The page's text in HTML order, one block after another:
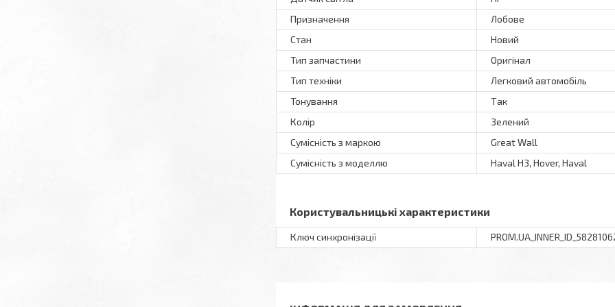
Призначення
Лобове
Стан
Новий
Тип запчастини
Оригінал
Тип техніки
Легковий автомобіль
Тонування
Так
Колір
Зелений
Сумісність з маркою
Great Wall
Сумісність з моделлю
Haval H3, Hover, Haval
Користувальницькі характеристики
Ключ синхронізації